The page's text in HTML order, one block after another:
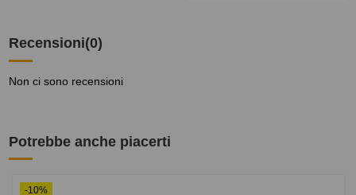
Recensioni(0)
Non ci sono recensioni
Potrebbe anche piacerti
-10%